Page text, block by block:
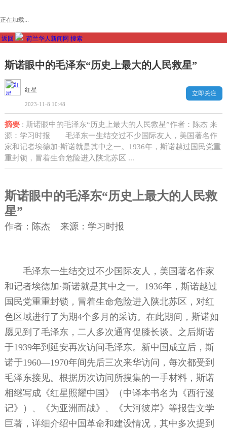
正在加载...
返回 荷兰华人新闻网 搜索
斯诺眼中的毛泽东“历史上最大的人民救星”
红星
2023-11-8 10:48
立即关注
摘要: 斯诺眼中的毛泽东“历史上最大的人民救星”作者：陈杰 来
源：学习时报 毛泽东一生结交过不少国际友人，美国著名作
家和记者埃德加·斯诺就是其中之一。1936年，斯诺越过国民党重
重封锁，冒着生命危险进入陕北苏区 ...
斯诺眼中的毛泽东“历史上最大的人民救
星”
作者：陈杰 来源：学习时报
毛泽东一生结交过不少国际友人，美国著名作家
和记者埃德加·斯诺就是其中之一。1936年，斯诺越过
国民党重重封锁，冒着生命危险进入陕北苏区，对红
色区域进行了为期4个多月的采访。在此期间，斯诺如
愿见到了毛泽东，二人多次通宵促膝长谈。之后斯诺
于1939年到延安再次访问毛泽东。新中国成立后，斯
诺于1960—1970年间先后三次来华访问，每次都受到
毛泽东接见。根据历次访问所搜集的一手材料，斯诺
相继写成《红星照耀中国》（中译本书名为《西行漫
记》）、《为亚洲而战》、《大河彼岸》等报告文学
巨著，详细介绍中国革命和建设情况，其中多次提到